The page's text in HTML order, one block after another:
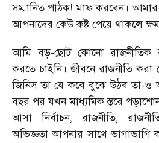
সম্মানিত পাঠক! মাফ করবেন। আমার
আপনাদের কেউ কষ্ট পেয়ে থাকলে
আমি বড়-ছোট কোনো
করতে চাইনি। জীবনে রাজনীতি
জিনিস তা যে কবে বুঝে উঠব তা-ও
বছর পর যখন মাধ্যমিক স্তরে
আসা নির্বাচন, রাজনীতি,
অভিজ্ঞতা আপনার সাথে ভাগাভাগি